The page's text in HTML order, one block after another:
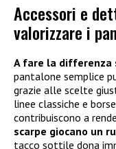
Accessori e
valorizzare i
A fare la differenza
pantalone semplice
grazie alle scelte
linee classiche e
contribuiscono a
scarpe giocano un
tacco sottile dona